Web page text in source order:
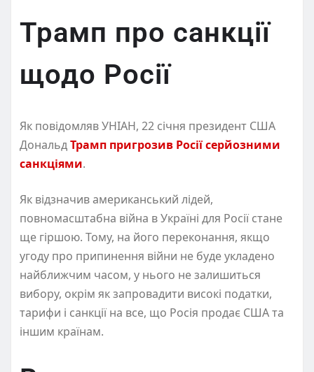
Трамп про санкції
щодо Росії
Як повідомляв УНІАН, 22 січня президент США
ДональдТрамп пригрозив Росії серйозними
санкціями.
Як відзначив американський лідей,
повномасштабна війна в Україні для Росії стане
ще гіршою. Тому, на його переконання, якщо
угоду про припинення війни не буде укладено
найближчим часом, у нього не залишиться
вибору, окрім як запровадити високі податки,
тарифи і санкції на все, що Росія продає США та
іншим країнам.